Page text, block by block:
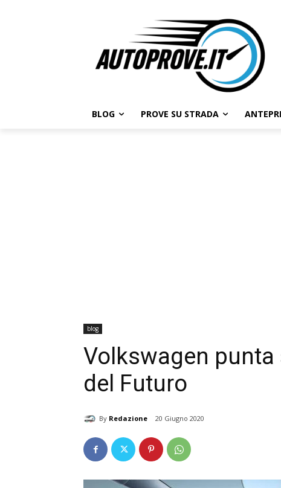
BLOG PROVE SU STRADA
blog
Volkswagen
del Futuro
By Redazione 20 Giugno 2020